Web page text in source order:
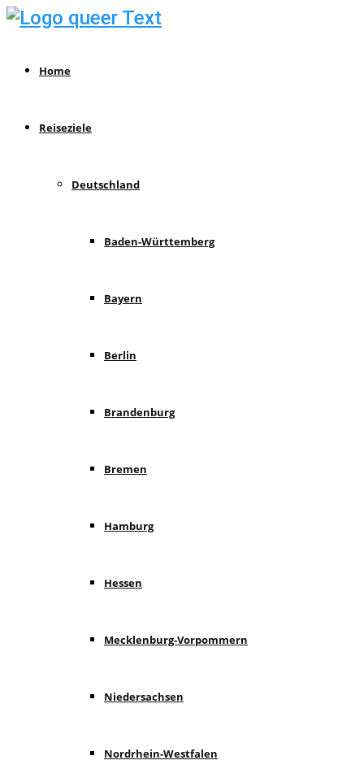
Home
Reiseziele
Deutschland
Baden-Württemberg
Bayern
Berlin
Brandenburg
Bremen
Hamburg
Hessen
Mecklenburg-Vorpommern
Niedersachsen
Nordrhein-Westfalen